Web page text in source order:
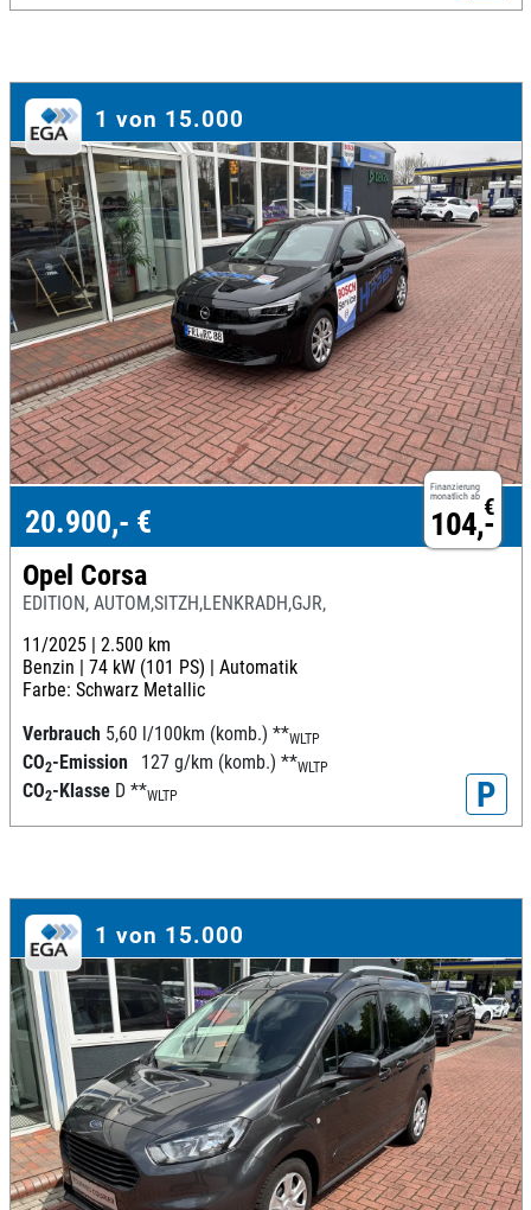
1 von 15.000
Finanzierung
monatlich ab €
104,-
20.900,- €
Opel Corsa
EDITION, AUTOM,SITZH,LENKRADH,GJR,
11/2025 | 2.500 km
Benzin | 74 kW (101 PS) | Automatik
Farbe: Schwarz Metallic
Verbrauch 5,60 l/100km (komb.) **WLTP
CO2-Emission 127 g/km (komb.) **WLTP
CO2-Klasse D **WLTP P
1 von 15.000